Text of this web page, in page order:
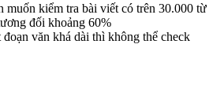
muốn kiểm tra bài viết có trên 30.000 từ
đối khoảng 60%
văn khá dài thì không thể check